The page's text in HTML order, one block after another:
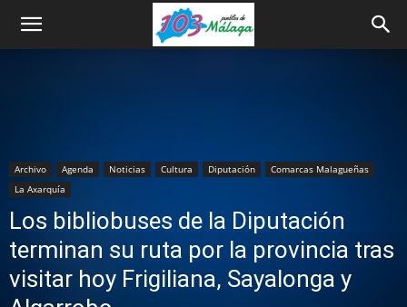
Archivo Agenda Noticias Cultura Diputación
Comarcas Malagueñas
La Axarquía
Los bibliobuses de la Diputación
terminan su ruta por la provincia tras
visitar hoy Frigiliana, Sayalonga y